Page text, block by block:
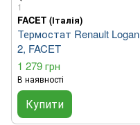
1
FACET (Італія)
Термостат Renault Logan
2, FACET
1 279 грн
В наявності
Купити